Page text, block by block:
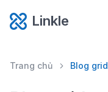
Linkle
Trang chủ Blog grid